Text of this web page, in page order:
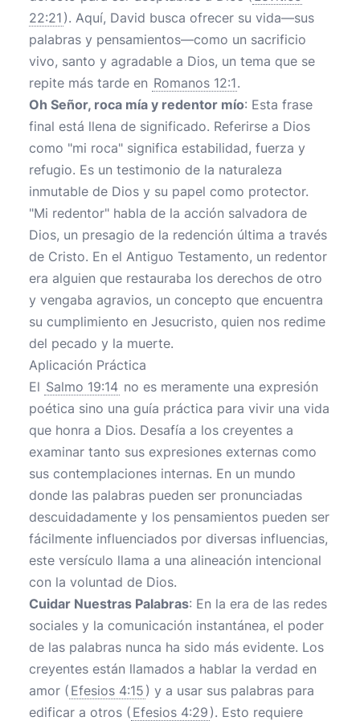
22:21 ). Aquí, David busca ofrecer su vida—sus
palabras y pensamientos—como un sacrificio
vivo, santo y agradable a Dios, un tema que se
repite más tarde en Romanos 12:1.
Oh Señor, roca mía y redentor mío: Esta frase
final está llena de significado. Referirse a Dios
como "mi roca" significa estabilidad, fuerza y
refugio. Es un testimonio de la naturaleza
inmutable de Dios y su papel como protector.
"Mi redentor" habla de la acción salvadora de
Dios, un presagio de la redención última a través
de Cristo. En el Antiguo Testamento, un redentor
era alguien que restauraba los derechos de otro
y vengaba agravios, un concepto que encuentra
su cumplimiento en Jesucristo, quien nos redime
del pecado y la muerte.
Aplicación Práctica
El Salmo 19:14 no es meramente una expresión
poética sino una guía práctica para vivir una vida
que honra a Dios. Desafía a los creyentes a
examinar tanto sus expresiones externas como
sus contemplaciones internas. En un mundo
donde las palabras pueden ser pronunciadas
descuidadamente y los pensamientos pueden ser
fácilmente influenciados por diversas influencias,
este versículo llama a una alineación intencional
con la voluntad de Dios.
Cuidar Nuestras Palabras: En la era de las redes
sociales y la comunicación instantánea, el poder
de las palabras nunca ha sido más evidente. Los
creyentes están llamados a hablar la verdad en
amor ( Efesios 4:15 ) y a usar sus palabras para
edificar a otros ( Efesios 4:29 ). Esto requiere